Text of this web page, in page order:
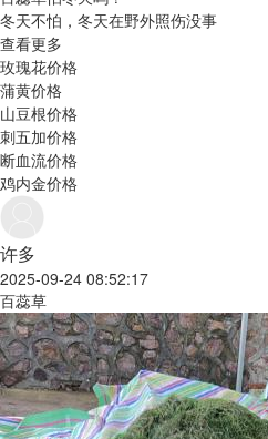
冬天不怕，冬天在野外照伤没事
查看更多
玫瑰花价格
蒲黄价格
山豆根价格
刺五加价格
断血流价格
鸡内金价格
许多
2025-09-24 08:52:17
百蕊草